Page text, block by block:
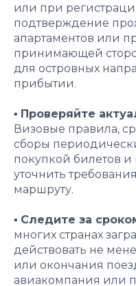
или при
подтверждение
апартаментов или
принимающей
для островных
прибытии.
▪️ Проверяйте
Визовые правила,
сборы
покупкой билетов и
уточнить
маршруту.
▪️ Следите за
многих странах
действовать не
или окончания
авиакомпания или